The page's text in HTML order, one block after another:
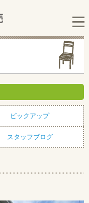
ピックアップ
スタッフブログ